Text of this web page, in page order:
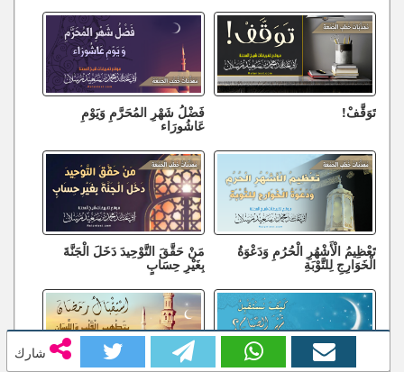
شارك
تَوَقَّفْ! فَضْلُ شَهْرِ المُحَرَّمِ وَيَوْمِ
عَاشُورَاء
تَعْظِيمُ الْأَشْهُرِ الْحُرُمِ وَدَعْوَةُ
الْخَوَارِجِ لِلتَّوْبَةِ
مَنْ حَقَّقَ التَّوْحِيدَ دَخَلَ الْجَنَّةَ
بِغَيْرِ حِسَابٍ